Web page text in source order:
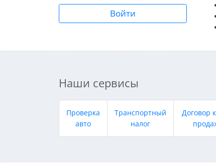
Войти
Наши сервисы
Проверка
авто
Транспортный
налог
Договор